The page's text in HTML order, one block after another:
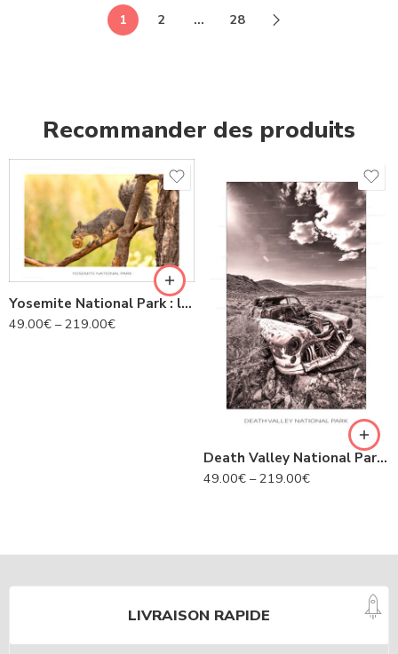
1 2 … 28
Recommander des produits
Yosemite National Park : le petit curieux N°US 5214
49.00€ –219.00€
Death Valley National Park : Vestige immobile N°US 5038
49.00€ –219.00€
LIVRAISON RAPIDE